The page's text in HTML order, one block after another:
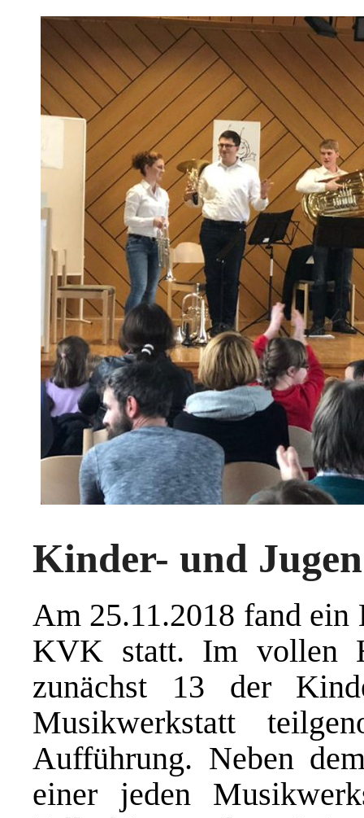
Kinder- und
Am 25.11.2018 fand ein
KVK statt. Im vollen
zunächst 13 der
Musikwerkstatt
Aufführung. Neben
einer jeden